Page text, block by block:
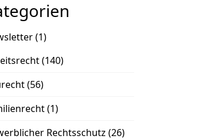
(1)
(140)
(56)
(1)
Rechtsschutz (26)